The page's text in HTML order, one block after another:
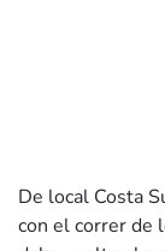
De local Costa
con el correr de